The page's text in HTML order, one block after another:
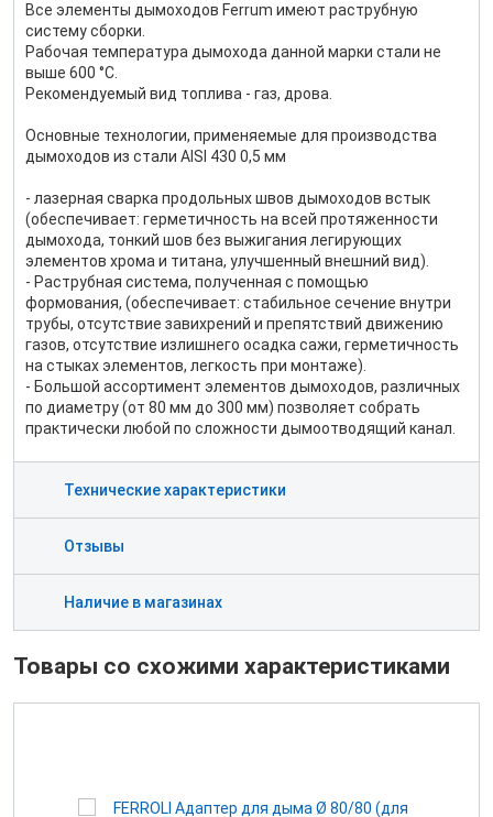
Все элементы дымоходов Ferrum имеют раструбную
систему сборки.
Рабочая температура дымохода данной марки стали не
выше 600 °С.
Рекомендуемый вид топлива - газ, дрова.
Основные технологии, применяемые для производства
дымоходов из стали AISI 430 0,5 мм
- лазерная сварка продольных швов дымоходов встык
(обеспечивает: герметичность на всей протяженности
дымохода, тонкий шов без выжигания легирующих
элементов хрома и титана, улучшенный внешний вид).
- Раструбная система, полученная с помощью
формования, (обеспечивает: стабильное сечение внутри
трубы, отсутствие завихрений и препятствий движению
газов, отсутствие излишнего осадка сажи, герметичность
на стыках элементов, легкость при монтаже).
- Большой ассортимент элементов дымоходов, различных
по диаметру (от 80 мм до 300 мм) позволяет собрать
практически любой по сложности дымоотводящий канал.
Технические характеристики
Отзывы
Наличие в магазинах
Товары со схожими характеристиками